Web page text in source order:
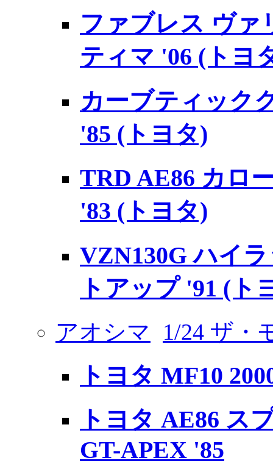
ファブレス ヴァ
ティマ '06 (トヨ
カーブティック
'85 (トヨタ)
TRD AE86 カロ
'83 (トヨタ)
VZN130G ハイ
トアップ '91 (ト
アオシマ 1/24 ザ・
トヨタ MF10
トヨタ AE86 ス
GT-APEX '85